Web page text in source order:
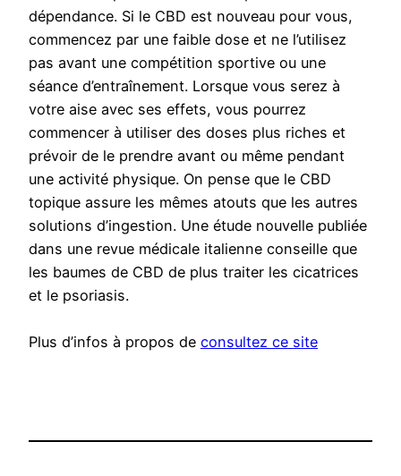
dépendance. Si le CBD est nouveau pour vous,
commencez par une faible dose et ne l’utilisez
pas avant une compétition sportive ou une
séance d’entraînement. Lorsque vous serez à
votre aise avec ses effets, vous pourrez
commencer à utiliser des doses plus riches et
prévoir de le prendre avant ou même pendant
une activité physique. On pense que le CBD
topique assure les mêmes atouts que les autres
solutions d’ingestion. Une étude nouvelle publiée
dans une revue médicale italienne conseille que
les baumes de CBD de plus traiter les cicatrices
et le psoriasis.
Plus d’infos à propos de consultez ce site